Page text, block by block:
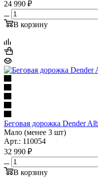
24 990 ₽
В корзину
Беговая дорожка Dender
Мало (менее 3 шт)
Арт.: 110054
32 990 ₽
В корзину